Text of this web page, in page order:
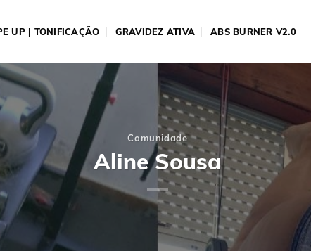
UP | TONIFICAÇÃO GRAVIDEZ ATIVA ABS BURNER V2.0
Comunidade
Aline Sousa